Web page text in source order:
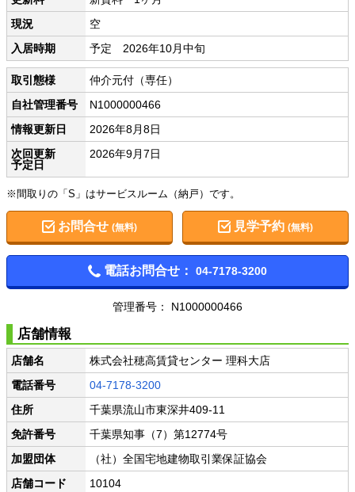
現況
空
入居時期
予定 2026年10月中旬
取引態様
仲介元付（専任）
自社管理番号
N1000000466
情報更新日
2026年8月8日
次回更新
予定日
2026年9月7日
※間取りの「S」はサービスルーム（納戸）です。
お問合せ (無料) 見学予約(無料)
電話お問合せ： 04-7178-3200
管理番号： N1000000466
店舗情報
店舗名
株式会社穂高賃貸センター 理科大店
電話番号
04-7178-3200
住所
千葉県流山市東深井409-11
免許番号
千葉県知事（7）第12774号
加盟団体
（社）全国宅地建物取引業保証協会
店舗コード
10104